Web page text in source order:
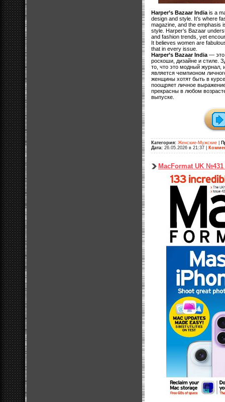
Harper’s Bazaar India is a
design and style. It’s where
magazine, and the emphasis
style. Harper’s Bazaar
and fashion trends, yet
It believes women are
that in every issue.
Harper’s Bazaar India — это
роскоши, дизайне и стиле.
то, что это модный журнал,
является чемпионом
женщины хотят быть в
поощряет личное
прекрасны в любом
выпуске.
Категория: Женские-Мужские
Дата: 26.05.2026 в 21:37
MacFormat UK №431